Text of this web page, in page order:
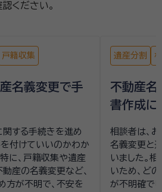
ください。
戸籍収集
名義変更で手
関する手続きを進め
付けていいのかわか
に、戸籍収集や遺産
産の名義変更など、
方が不明で、不安を
遺産分割
不動産名
書作成に
相談者は、
名義変更と
いました。
いため、ど
が不明確で